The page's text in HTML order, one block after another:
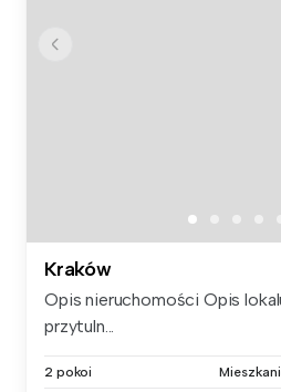
Kraków
Opis nieruchomości Opis
przytuln...
2 pokoi